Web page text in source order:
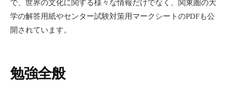
で、世界の文化に関する様々な情報だけでなく、関東圏の大
学の解答用紙やセンター試験対策用マークシートのPDFも公
開されています。
勉強全般